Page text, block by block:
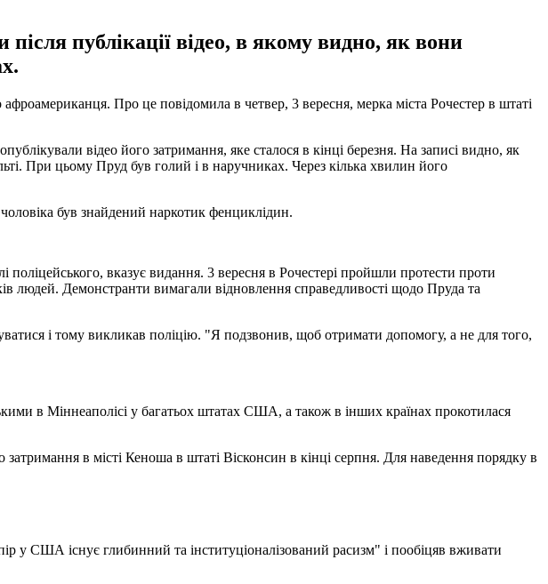
публікації відео, в якому видно, як вони
Про це повідомила в четвер, 3 вересня, мерка міста Рочестер в штаті
відео його затримання, яке сталося в кінці березня. На записі видно, як
При цьому Пруд був голий і в наручниках. Через кілька хвилин його
був знайдений наркотик фенциклідин.
поліцейського, вказує видання. 3 вересня в Рочестері пройшли протести проти
людей. Демонстранти вимагали відновлення справедливості щодо Пруда та
і тому викликав поліцію. "Я подзвонив, щоб отримати допомогу, а не для того,
в Міннеаполісі у багатьох штатах США, а також в інших країнах прокотилася
затримання в місті Кеноша в штаті Вісконсин в кінці серпня. Для наведення порядку в
у США існує глибинний та інституціоналізований расизм" і пообіцяв вживати